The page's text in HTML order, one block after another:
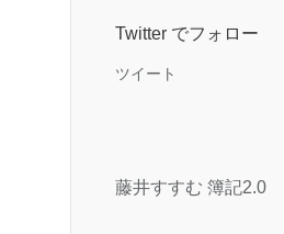
Twitter でフォロー
ツイート
藤井すすむ 簿記2.0